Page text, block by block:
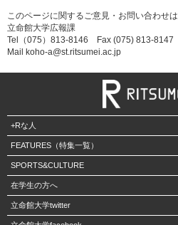
このページに関するご意見・お問い合わせは
立命館大学広報課
Tel（075）813-8146 Fax (075) 813-8147
Mail koho-a@st.ritsumei.ac.jp
+Rな人
FEATURES（特集一覧）
SPORTS&CULTURE
在学生の方へ
立命館大学twitter